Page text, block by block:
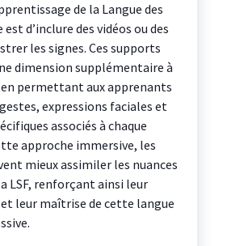
de la Langue des
d’inclure des vidéos ou des
les signes. Ces supports
dimension supplémentaire à
permettant aux apprenants
expressions faciales et
associés à chaque
approche immersive, les
mieux assimiler les nuances
LSF, renforçant ainsi leur
leur maîtrise de cette langue